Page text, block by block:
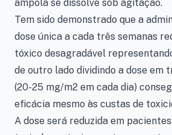
ampola se dissolve sob agitação.
Tem sido demonstrado que a
dose única a cada três semanas
tóxico desagradável
de outro lado dividindo a dose em
(20-25 mg/m2 em cada dia)
eficácia mesmo às custas de
A dose será reduzida em